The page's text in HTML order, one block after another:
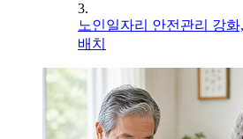
3.
노인일자리 안전관리 강
배치